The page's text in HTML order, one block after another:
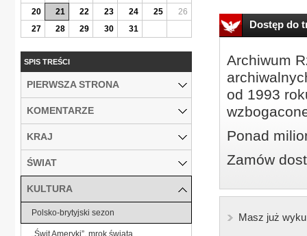
Dostęp do
Archiwum
od 1993
Ponad
Zamów
Masz już
20
21 22 23 24 25
26
27
28 29 30 31
SPIS TREŚCI
PIERWSZA STRONA
KOMENTARZE
KRAJ
ŚWIAT
KULTURA
Polsko-brytyjski sezon
„Świt Ameryki”, mrok świata